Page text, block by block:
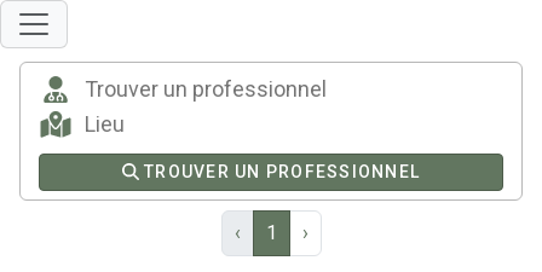
TROUVER UN PROFESSIONNEL
‹ 1 ›